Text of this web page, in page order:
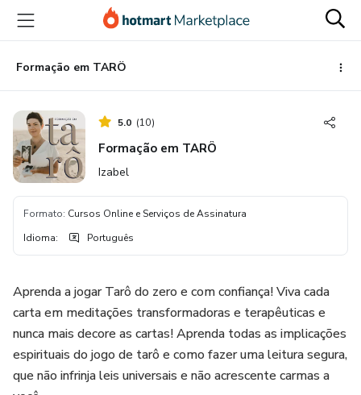
para
conteúdo
principal
para
pagamento
para
rodapé
Formação em TARÔ
5.0 (10)
Formação em TARÔ
Izabel
Formato: Cursos Online e Serviços de Assinatura
Idioma: Português
Aprenda a jogar Tarô do zero e com confiança! Viva cada
carta em meditações transformadoras e terapêuticas e
nunca mais decore as cartas! Aprenda todas as implicações
espirituais do jogo de tarô e como fazer uma leitura segura,
que não infrinja leis universais e não acrescente carmas a